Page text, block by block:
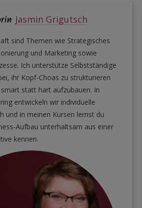
Jasmin Grigutsch
sind Themen wie Strategisches
und Marketing sowie
Ich unterstütze Selbstständige
ihr Kopf-Choas zu strukturieren
statt hart aufzubauen. In
entwickeln wir individuelle
und in meinen Kursen lernst du
Aufbau unterhaltsam aus einer
kennen.